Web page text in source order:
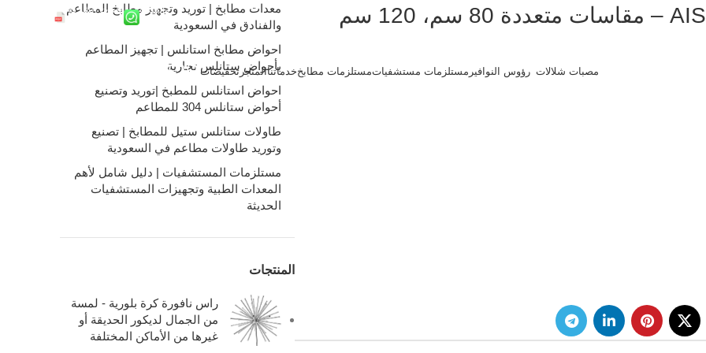
واتساب ملفات الشركة
مصبات شلالات رؤوس النوافير مستلزمات مستشفياتمستلزمات مطابخخدماتناالمتجر تخفيضات
معدات مطابخ | توريد وتجهيز مطابخ المطاعم
والفنادق في السعودية
احواض مطابخ استانلس | تجهيز المطاعم
بأحواض ستانلس تجارية
احواض استانلس للمطبخ |توريد وتصنيع
أحواض ستانلس 304 للمطاعم
طاولات ستانلس ستيل للمطابخ | تصنيع
وتوريد طاولات مطاعم في السعودية
مستلزمات المستشفيات | دليل شامل لأهم
المعدات الطبية وتجهيزات المستشفيات
الحديثة
المنتجات
راس نافورة كرة بلورية - لمسة
من الجمال لديكور الحديقة أو
غيرها من الأماكن المختلفة